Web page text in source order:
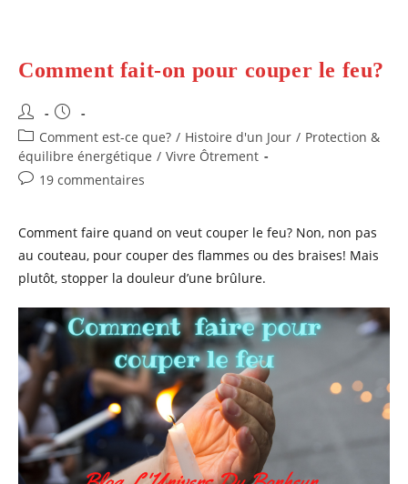
Comment fait-on pour couper le feu?
Auteur/autrice
de
la
publication :
Publication
publiée :
Post
category:
Comment est-ce que? / Histoire d'un Jour / Protection &
équilibre énergétique / Vivre Ôtrement
Commentaires
publication :
19 commentaires
Comment faire quand on veut couper le feu? Non, non pas
au couteau, pour couper des flammes ou des braises! Mais
plutôt, stopper la douleur d’une brûlure.